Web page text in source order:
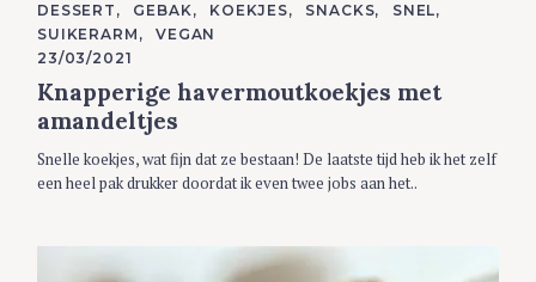
C
A
T
E
O
R
I
E
S
DESSERT GEBAK KOEKJES SNACKS
SNEL
SUIKERARM
VEGAN
23/03/2021
Knapperige havermoutkoekjes met
amandeltjes
Snelle koekjes, wat fijn dat ze bestaan! De laatste tijd heb ik het zelf
een heel pak drukker doordat ik even twee jobs aan het..